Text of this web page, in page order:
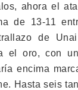
ahora el
de 13-11
de
el oro, con
encima
Hasta seis